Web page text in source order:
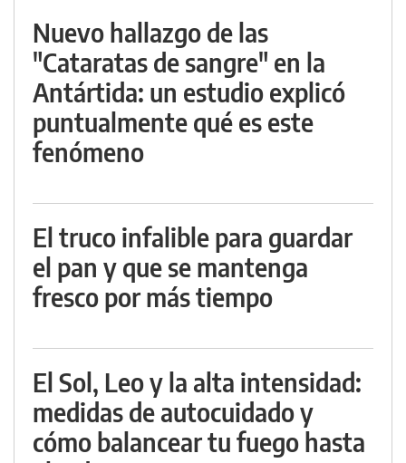
Nuevo hallazgo de las
"Cataratas de sangre" en la
Antártida: un estudio explicó
puntualmente qué es este
fenómeno
El truco infalible para guardar
el pan y que se mantenga
fresco por más tiempo
El Sol, Leo y la alta intensidad:
medidas de autocuidado y
cómo balancear tu fuego hasta